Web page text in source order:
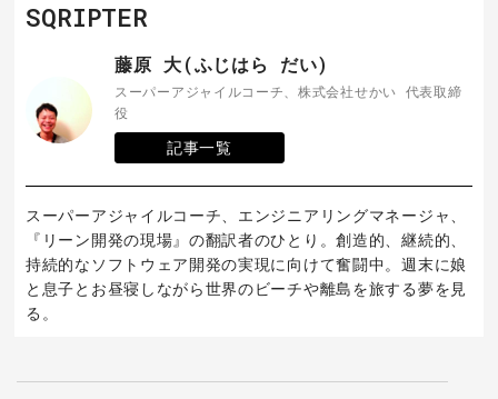
SQRIPTER
藤原 大(ふじはら だい)
スーパーアジャイルコーチ、株式会社せかい 代表取締
役
記事一覧
スーパーアジャイルコーチ、エンジニアリングマネージャ、
『リーン開発の現場』の翻訳者のひとり。創造的、継続的、
持続的なソフトウェア開発の実現に向けて奮闘中。週末に娘
と息子とお昼寝しながら世界のビーチや離島を旅する夢を見
る。